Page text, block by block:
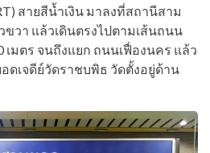
สายสีน้ำเงิน มาลงที่สถานีสาม
ขวา แล้วเดินตรงไปตามเส้นถนน
มตร จนถึงแยก ถนนเฟื่องนคร แล้ว
ดเจดีย์วัดราชบพิธ วัดตั้งอยู่ด้าน